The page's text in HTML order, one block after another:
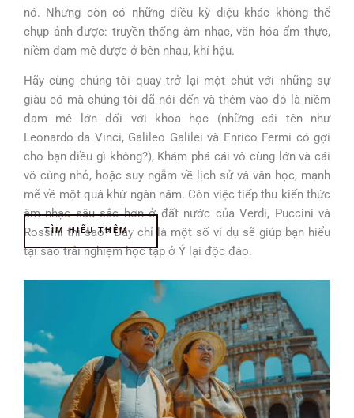
nó. Nhưng còn có những điều kỳ diệu khác không thể
chụp ảnh được: truyền thống âm nhạc, văn hóa ẩm thực,
niềm đam mê được ở bên nhau, khí hậu.
Hãy cùng chúng tôi quay trở lại một chút với những sự
giàu có mà chúng tôi đã nói đến và thêm vào đó là niềm
đam mê lớn đối với khoa học (những cái tên như
Leonardo da Vinci, Galileo Galilei và Enrico Fermi có gợi
cho bạn điều gì không?), Khám phá cái vô cùng lớn và cái
vô cùng nhỏ, hoặc suy ngẫm về lịch sử và văn học, mạnh
mẽ về một quá khứ ngàn năm. Còn việc tiếp thu kiến thức
âm nhạc sâu sắc hơn ở đất nước của Verdi, Puccini và
Rossini thì sao? Đây chỉ là một số ví dụ sẽ giúp bạn hiểu
tại sao trải nghiệm học tập ở Ý lại độc đáo.
TÌM HIỂU THÊM